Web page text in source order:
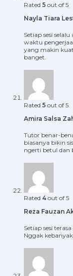
Rated 5 out of 5
Nayla Tiara
Setiap sesi
waktu
yang makin
banget.
Rated 5 out of 5
Amira Salsa
Tutor benar-
biasanya bikin
ngerti betul dan
Rated 4 out of 5
Reza Fauzan
Setiap sesi
Nggak